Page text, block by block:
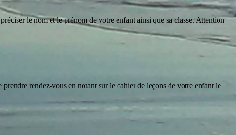
le nom et le prénom de votre enfant ainsi que sa classe.Attention
rendez-vous en notant sur le cahier de leçons de votre enfant le